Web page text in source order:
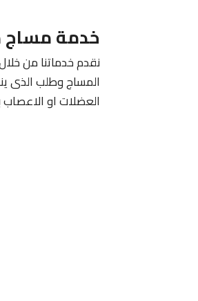
خدمة مساج
نقدم خدماتنا من
المساج وطلب الذى
العضلات او